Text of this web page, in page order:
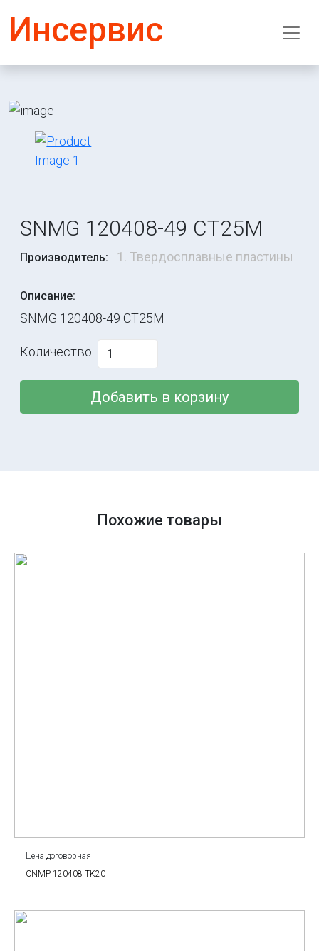
Инсервис
SNMG 120408-49 CT25M
Производитель: 1. Твердосплавные пластины
Описание:
SNMG 120408-49 CT25M
Количество
Добавить в корзину
Похожие товары
Цена договорная
CNMP 120408 TK20